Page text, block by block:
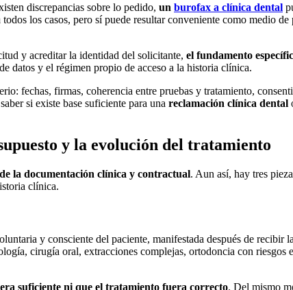
discrepancias sobre lo pedido, un burofax a clínica dental
los casos, pero sí puede resultar conveniente como medio
y acreditar la identidad del solicitante, el fundamento
datos y el régimen propio de acceso a la historia clínica.
fechas, firmas, coherencia entre pruebas y tratamiento,
si existe base suficiente para una reclamación clínica dental
y la evolución del tratamiento
la documentación clínica y contractual. Aun así, hay tres
clínica.
y consciente del paciente, manifestada después de recibir
cirugía oral, extracciones complejas, ortodoncia con riesgos
suficiente ni que el tratamiento fuera correcto. Del mismo